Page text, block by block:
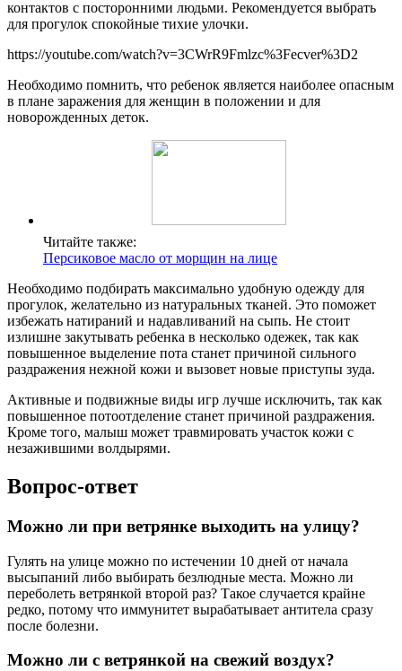
контактов с посторонними людьми. Рекомендуется выбрать
для прогулок спокойные тихие улочки.
https://youtube.com/watch?v=3CWrR9Fmlzc%3Fecver%3D2
Необходимо помнить, что ребенок является наиболее опасным
в плане заражения для женщин в положении и для
новорожденных деток.
Читайте также:
Персиковое масло от морщин на лице
Необходимо подбирать максимально удобную одежду для
прогулок, желательно из натуральных тканей. Это поможет
избежать натираний и надавливаний на сыпь. Не стоит
излишне закутывать ребенка в несколько одежек, так как
повышенное выделение пота станет причиной сильного
раздражения нежной кожи и вызовет новые приступы зуда.
Активные и подвижные виды игр лучше исключить, так как
повышенное потоотделение станет причиной раздражения.
Кроме того, малыш может травмировать участок кожи с
незажившими волдырями.
Вопрос-ответ
Можно ли при ветрянке выходить на улицу?
Гулять на улице можно по истечении 10 дней от начала
высыпаний либо выбирать безлюдные места. Можно ли
переболеть ветрянкой второй раз? Такое случается крайне
редко, потому что иммунитет вырабатывает антитела сразу
после болезни.
Можно ли с ветрянкой на свежий воздух?